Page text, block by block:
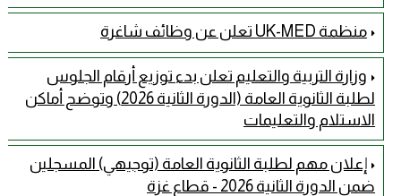
منظمة UK-MED تعلن عن وظائف شاغرة
وزارة التربية والتعليم تعلن بدء توزيع أرقام الجلوس
لطلبة الثانوية العامة (الدورة الثانية 2026) وتوضح أماكن
الاستلام والتعليمات
إعلان مهم لطلبة الثانوية العامة (توجيهي) المسجلين
ضمن الدورة الثانية 2026 - قطاع غزة